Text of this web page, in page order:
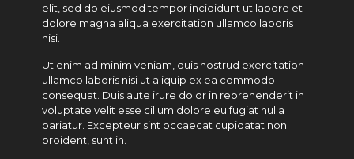
elit, sed do eiusmod tempor incididunt ut labore et
dolore magna aliqua exercitation ullamco laboris
nisi.
Ut enim ad minim veniam, quis nostrud exercitation
ullamco laboris nisi ut aliquip ex ea commodo
consequat. Duis aute irure dolor in reprehenderit in
voluptate velit esse cillum dolore eu fugiat nulla
pariatur. Excepteur sint occaecat cupidatat non
proident, sunt in.